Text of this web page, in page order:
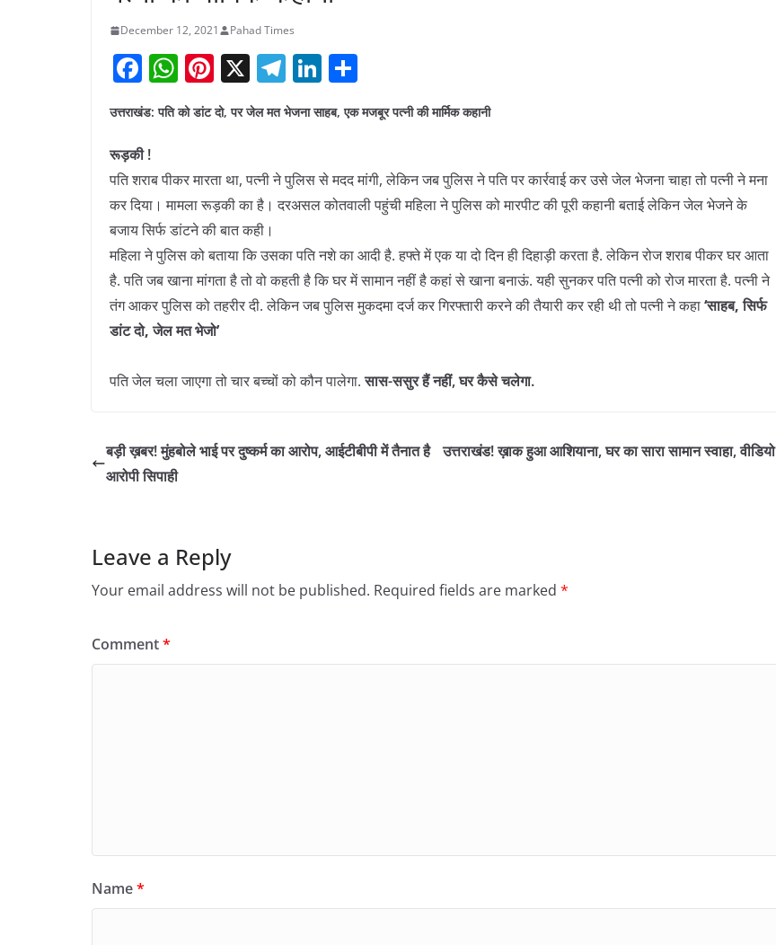
December 12, 2021 Pahad Times
F
a
c
e
b
o
o
k
W
h
at
A
p
p
Pi
nt
er
st
X T
el
e
a
m
Li
k
dI
n
ar
उत्तराखंड: पति को डांट दो, पर जेल मत भेजना साहब, एक मजबूर पत्नी की मार्मिक कहानी
रूड़की !
पति शराब पीकर मारता था, पत्नी ने पुलिस से मदद मांगी, लेकिन जब पुलिस ने पति पर कार्रवाई कर उसे जेल भेजना चाहा तो पत्नी ने मना
कर दिया। मामला रूड़की का है। दरअसल कोतवाली पहुंची महिला ने पुलिस को मारपीट की पूरी कहानी बताई लेकिन जेल भेजने के
बजाय सिर्फ डांटने की बात कही।
महिला ने पुलिस को बताया कि उसका पति नशे का आदी है. हफ्ते में एक या दो दिन ही दिहाड़ी करता है. लेकिन रोज शराब पीकर घर आता
है. पति जब खाना मांगता है तो वो कहती है कि घर में सामान नहीं है कहां से खाना बनाऊं. यही सुनकर पति पत्नी को रोज मारता है. पत्नी ने
तंग आकर पुलिस को तहरीर दी. लेकिन जब पुलिस मुकदमा दर्ज कर गिरफ्तारी करने की तैयारी कर रही थी तो पत्नी ने कहा‘साहब, सिर्फ
डांट दो, जेल मत भेजो’
पति जेल चला जाएगा तो चार बच्चों को कौन पालेगा.सास-ससुर हैं नहीं, घर कैसे चलेगा.
बड़ी ख़बर! मुंहबोले भाई पर दुष्कर्म का आरोप, आईटीबीपी में तैनात है
आरोपी सिपाही
उत्तराखंड! ख़ाक हुआ आशियाना, घर का सारा सामान स्वाहा, वीडियो
Leave a Reply
Your email address will not be published. Required fields are marked *
Comment*
Name*